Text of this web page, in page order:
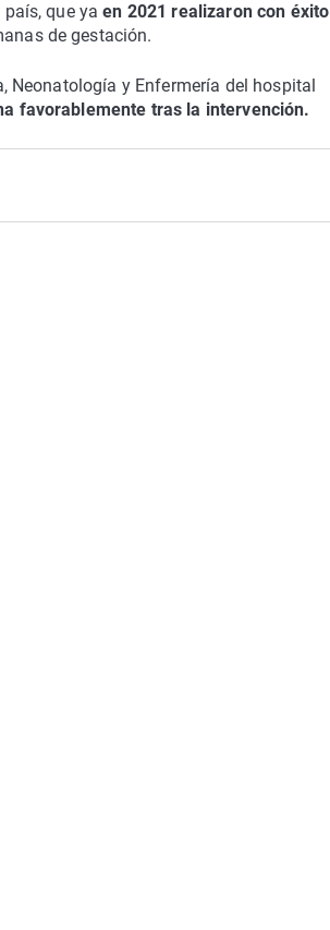
país, que yaen 2021 realizaron con éxito
de gestación.
Neonatología y Enfermería del hospital
favorablemente tras la intervención.